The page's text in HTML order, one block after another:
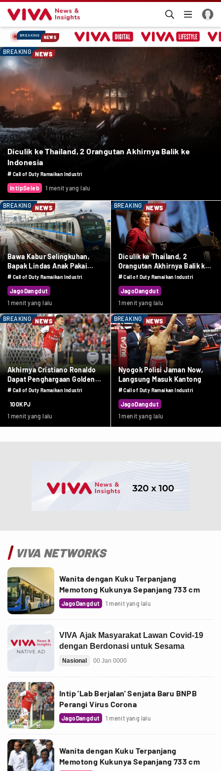
BREAKING NEWS
BREAKING NEWS
Diculik ke Thailand, 2 Orangutan Akhirnya Balik ke
Indonesia
# Call of Duty Ramaikan Industri
IntipSeleb 1 menit yang lalu
BREAKING NEWS
Bawa Kabur Selingkuhan,
Bapak Lindas Anak Pakai
Truk Sawit
# Call of Duty Ramaikan Industri
JagoDangdut
1 menit yang lalu
BREAKING NEWS
Diculik ke Thailand, 2
Orangutan Akhirnya Balik ke
Indonesia
#Call of Duty Ramaikan Industri
JagoDangdut
1 menit yang lalu
BREAKING NEWS
Akhirnya Cristiano Ronaldo
Dapat Penghargaan Golden
Foot
# Call of Duty Ramaikan Industri
100KPJ
1 menit yang lalu
BREAKING NEWS
Nyogok Polisi Jaman Now,
Langsung Masuk Kantong
#Call of Duty Ramaikan Industri
JagoDangdut
1 menit yang lalu
VIVA NETWORKS
Wanita dengan Kuku Terpanjang
Memotong Kukunya Sepanjang 733 cm
JagoDangdut 1 menit yang lalu
Intip 'Lab Berjalan' Senjata Baru BNPB
Perangi Virus Corona
JagoDangdut 1 menit yang lalu
Wanita dengan Kuku Terpanjang
Memotong Kukunya Sepanjang 733 cm